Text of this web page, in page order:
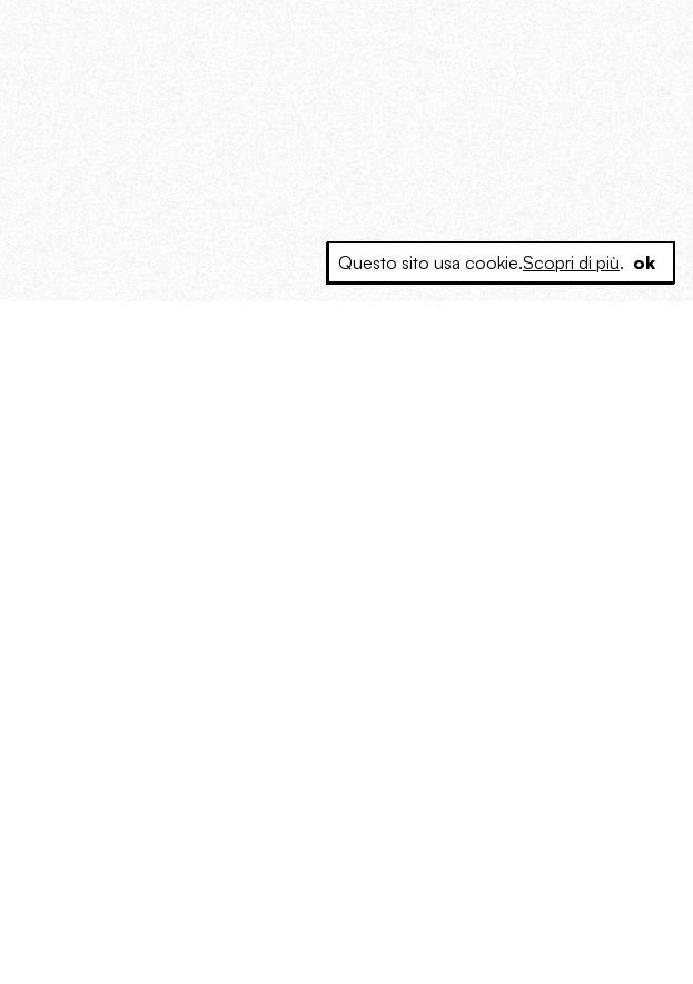
Questo sito usa cookie.Scopri di più. ok